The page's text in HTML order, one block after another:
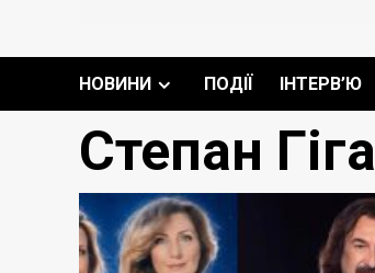
НОВИНИ ПОДІЇ ІНТЕРВ’Ю
Степан Гіга